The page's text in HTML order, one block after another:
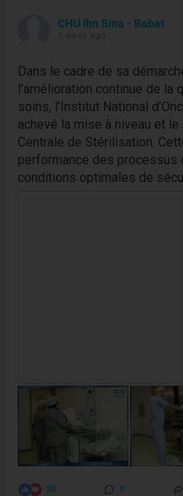
CHU Ibn Sina - Rabat
Dans le cadre de sa
l’amélioration continue de
soins, l’Institut National
achevé la mise à niveau et
Centrale de Stérilisation.
performance des
conditions optimales de
20 0